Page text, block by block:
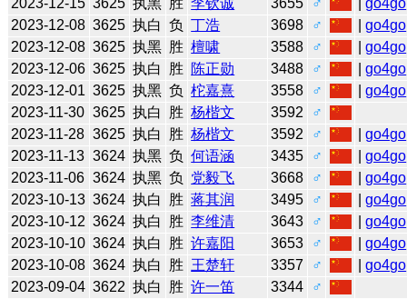
2023-12-08 3625 执白 负 丁浩 3698 ♂ |go4go
2023-12-08 3625 执黑 胜 檀啸 3588 ♂ |go4go
2023-12-06 3625 执白 胜 陈正勋 3488 ♂ |go4go
2023-12-01 3625 执黑 负 柁嘉熹 3558 ♂ |go4go
2023-11-30 3625 执白 胜 杨楷文 3592
♂
2023-11-28 3625 执白 胜 杨楷文 3592 ♂ |go4go
2023-11-13 3624 执黑 负 何语涵 3435 ♂ |go4go
2023-11-06 3624 执黑 负 党毅飞 3668 ♂ |go4go
2023-10-13 3624 执白 胜 蒋其润 3495 ♂ |go4go
2023-10-12 3624 执白 胜 李维清 3643 ♂ |go4go
2023-10-10 3624 执白 胜 许嘉阳 3653 ♂ |go4go
2023-10-08 3624 执白 胜 王楚轩 3357 ♂ |go4go
2023-09-04 3622 执白 胜 许一笛 3344
♂